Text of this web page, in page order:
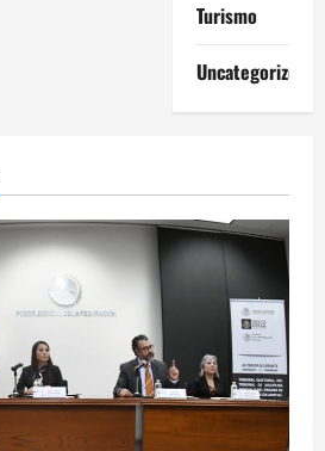
Turismo
Uncategorized